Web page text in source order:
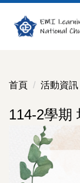
到
容
首頁 活動資訊
114-2學期